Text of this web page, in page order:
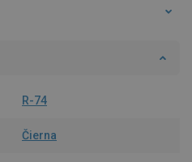
R-74
Čierna